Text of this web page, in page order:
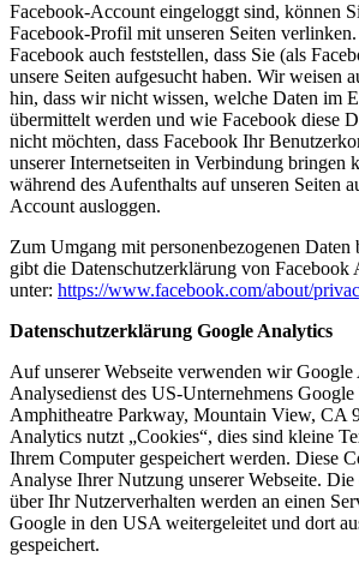
Facebook-Account eingeloggt sind, können
Facebook-Profil mit unseren Seiten
Facebook auch feststellen, dass Sie (als
unsere Seiten aufgesucht haben. Wir weisen
hin, dass wir nicht wissen, welche Daten im
übermittelt werden und wie Facebook diese
nicht möchten, dass Facebook Ihr
unserer Internetseiten in Verbindung bringen
während des Aufenthalts auf unseren Seiten
Account ausloggen.
Zum Umgang mit personenbezogenen Daten
gibt die Datenschutzerklärung von Facebook
unter: https://www.facebook.com/about/
Datenschutzerklärung Google Analytics
Auf unserer Webseite verwenden wir Google
Analysedienst des US-Unternehmens
Amphitheatre Parkway, Mountain View, CA
Analytics nutzt „Cookies“, dies sind kleine
Ihrem Computer gespeichert werden. Diese
Analyse Ihrer Nutzung unserer Webseite. Die
über Ihr Nutzerverhalten werden an einen
Google in den USA weitergeleitet und dort
gespeichert.